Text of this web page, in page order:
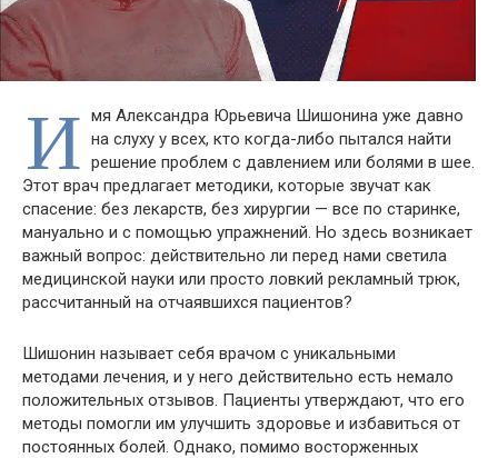
И мя Александра Юрьевича Шишонина уже давно
на слуху у всех, кто когда-либо пытался найти
решение проблем с давлением или болями в шее.
Этот врач предлагает методики, которые звучат как
спасение: без лекарств, без хирургии — все по старинке,
мануально и с помощью упражнений. Но здесь возникает
важный вопрос: действительно ли перед нами светила
медицинской науки или просто ловкий рекламный трюк,
рассчитанный на отчаявшихся пациентов?
Шишонин называет себя врачом с уникальными
методами лечения, и у него действительно есть немало
положительных отзывов. Пациенты утверждают, что его
методы помогли им улучшить здоровье и избавиться от
постоянных болей​. Однако, помимо восторженных